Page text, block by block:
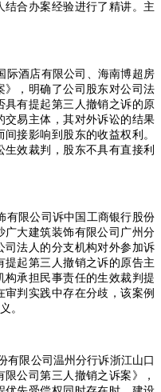
结合办案经验进行了精讲。主
际酒店有限公司、海南博超房
》，明确了公司股东对公司法
具有提起第三人撤销之诉的原
交易主体，其对外诉讼的结果
接影响到股东的收益权利。
效裁判，股东不具有直接利
有限公司诉中国工商银行股份
广大建筑装饰有限公司广州分
司法人的分支机构对外参加诉
起第三人撤销之诉的原告主
承担民事责任的生效裁判提
判实践中存在分歧，该案例
。
有限公司温州分行诉浙江山口
公司第三人撤销之诉案》，